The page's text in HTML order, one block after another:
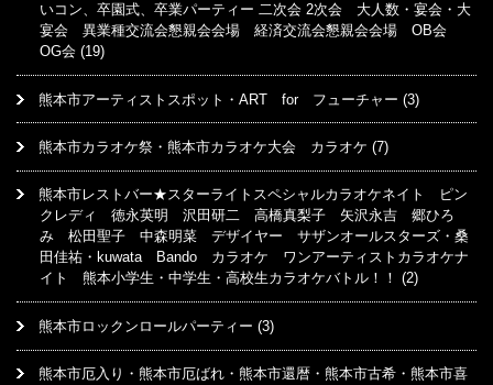
いコン、卒園式、卒業パーティー 二次会 2次会 大人数・宴会・大
宴会 異業種交流会懇親会会場 経済交流会懇親会会場 OB会
OG会 (19)
熊本市アーティストスポット・ART for フューチャー (3)
熊本市カラオケ祭・熊本市カラオケ大会 カラオケ (7)
熊本市レストバー★スターライトスペシャルカラオケネイト ピン
クレディ 徳永英明 沢田研二 高橋真梨子 矢沢永吉 郷ひろ
み 松田聖子 中森明菜 デザイヤー サザンオールスターズ・桑
田佳祐・kuwata Bando カラオケ ワンアーティストカラオケナ
イト 熊本小学生・中学生・高校生カラオケバトル！！ (2)
熊本市ロックンロールパーティー (3)
熊本市厄入り・熊本市厄ばれ・熊本市還暦・熊本市古希・熊本市喜